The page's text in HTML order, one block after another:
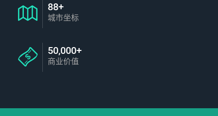
88+
城市坐标
50,000+
商业价值